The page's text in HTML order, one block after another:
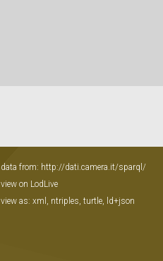
data from: http://dati.camera.it/sparql/
view on LodLive
view as: xml , ntriples, turtle, ld+json